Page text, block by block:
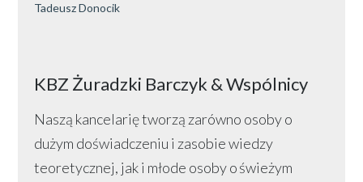
Tadeusz Donocik
KBZ Żuradzki Barczyk & Wspólnicy
Naszą kancelarię tworzą zarówno osoby o
dużym doświadczeniu i zasobie wiedzy
teoretycznej, jak i młode osoby o świeżym